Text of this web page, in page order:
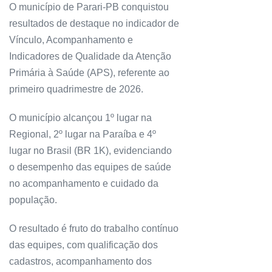
O município de Parari-PB conquistou
resultados de destaque no indicador de
Vínculo, Acompanhamento e
Indicadores de Qualidade da Atenção
Primária à Saúde (APS), referente ao
primeiro quadrimestre de 2026.
O município alcançou 1º lugar na
Regional, 2º lugar na Paraíba e 4º
lugar no Brasil (BR 1K), evidenciando
o desempenho das equipes de saúde
no acompanhamento e cuidado da
população.
O resultado é fruto do trabalho contínuo
das equipes, com qualificação dos
cadastros, acompanhamento dos